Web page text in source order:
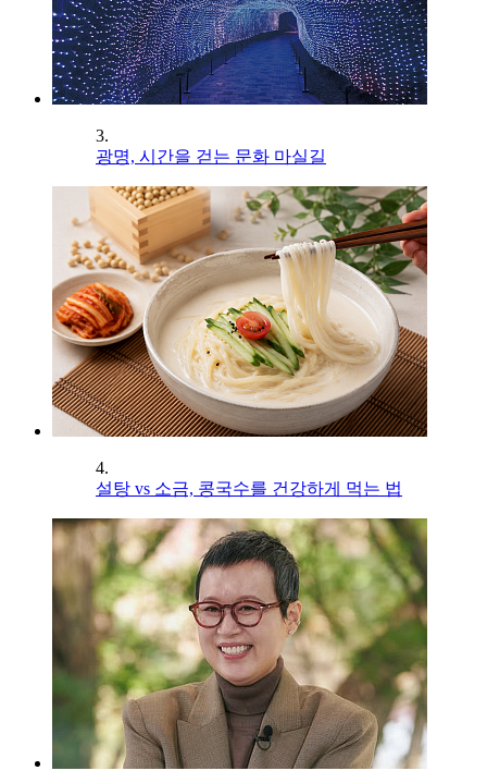
3.
광명, 시간을 걷는 문화 마실길
4.
설탕 vs 소금, 콩국수를 건강하게 먹는 법